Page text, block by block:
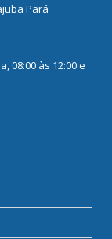
Pará
08:00 às 12:00 e